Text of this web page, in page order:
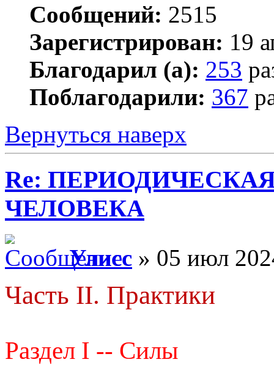
Сообщений: 2515
Зарегистрирован: 19
Благодарил (а): 253
Поблагодарили: 367
Вернуться наверх
Re:
ЧЕЛОВЕКА
Улисс » 05 июл
Часть II. Практики
Раздел I -- Силы